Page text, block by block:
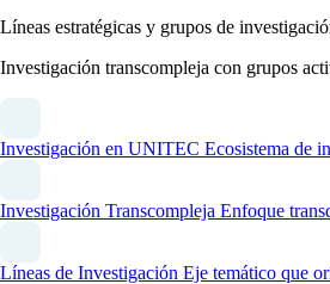
Líneas estratégicas y grupos de
Investigación transcompleja con grupos
Investigación en UNITEC Ecosistema de
Investigación Transcompleja Enfoque
Líneas de Investigación Eje temático que